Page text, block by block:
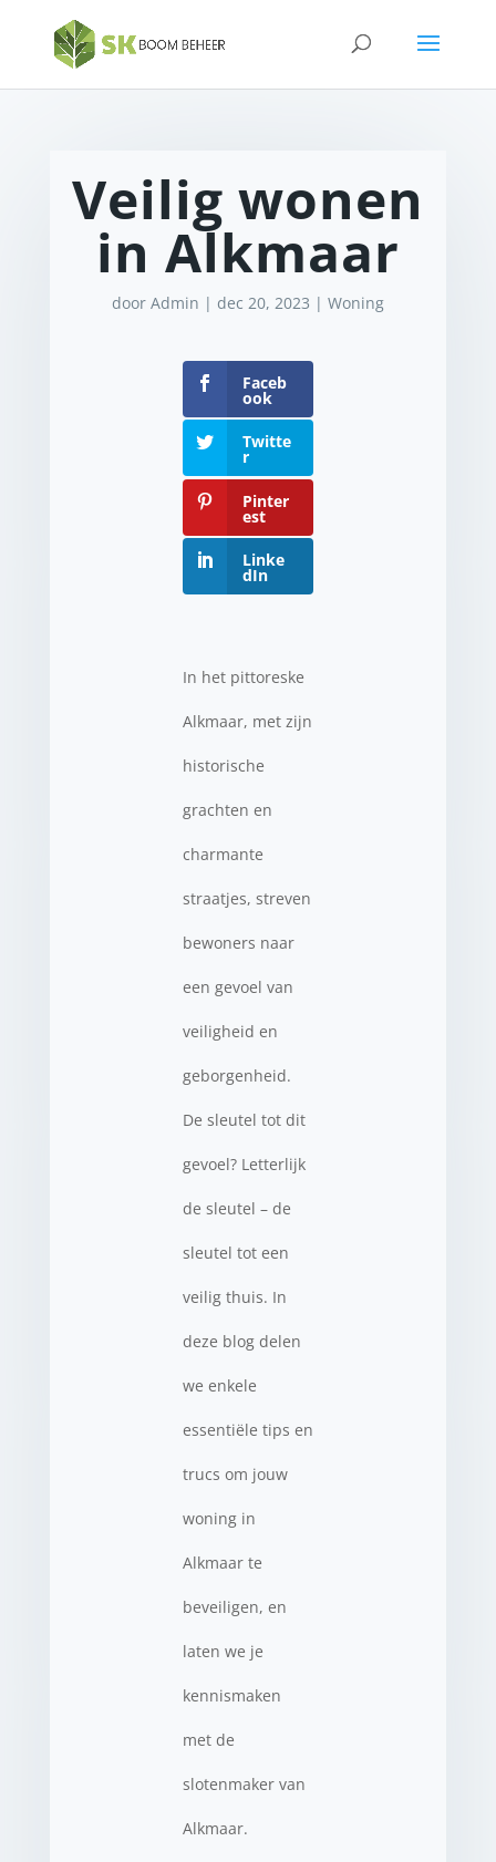
Veilig wonen
in Alkmaar
door Admin | dec 20, 2023 | Woning
Faceb
ook
Twitte
r
Pinter
est
Linke
dIn
In het pittoreske
Alkmaar, met zijn
historische
grachten en
charmante
straatjes, streven
bewoners naar
een gevoel van
veiligheid en
geborgenheid.
De sleutel tot dit
gevoel? Letterlijk
de sleutel – de
sleutel tot een
veilig thuis. In
deze blog delen
we enkele
essentiële tips en
trucs om jouw
woning in
Alkmaar te
beveiligen, en
laten we je
kennismaken
met de
slotenmaker van
Alkmaar.